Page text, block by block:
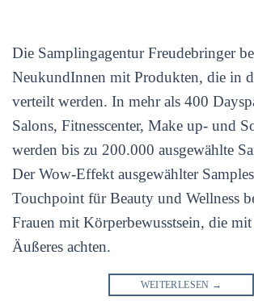
Die Samplingagentur Freudebringer
NeukundInnen mit Produkten, die in
verteilt werden. In mehr als 400
Salons, Fitnesscenter, Make up- und
werden bis zu 200.000 ausgewählte
Der Wow-Effekt ausgewählter
Touchpoint für Beauty und Wellness
Frauen mit Körperbewusstsein, die
Äußeres achten.
WEITERLESEN →